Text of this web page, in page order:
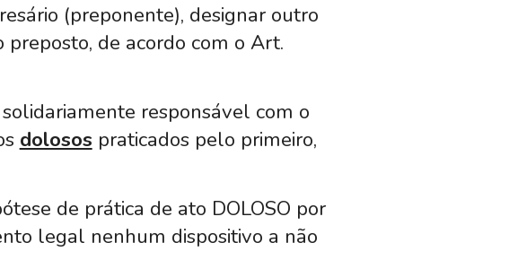
(preponente), designar outro
de acordo com o Art.
responsável com o
dolosos praticados pelo primeiro,
de prática de ato DOLOSO por
legal nenhum dispositivo a não